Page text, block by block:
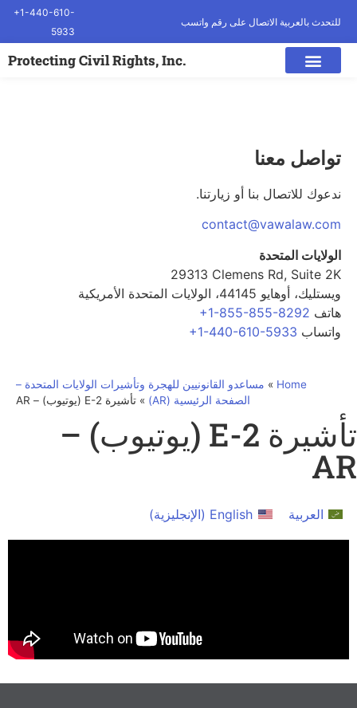
للتحدث بالعربية الاتصال على رقم واتسب
+1-440-610-
5933
.Protecting Civil Rights, Inc
تواصل معنا
ندعوك للاتصال بنا أو زيارتنا.
contact@vawalaw.com
الولايات المتحدة
29313 Clemens Rd, Suite 2K
ويستليك، أوهايو 44145، الولايات المتحدة الأمريكية
هاتف +1-855-855-8292
واتساب +1-440-610-5933
Home
» مساعدو القانونيين للهجرة وتأشيرات الولايات المتحدة –
الصفحة الرئيسية (AR)
» تأشيرة E-2 (يوتيوب) – AR
تأشيرة E-2 (يوتيوب) –
AR
العربية English
(الإنجليزية)